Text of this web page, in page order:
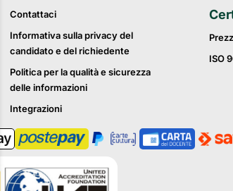
Contattaci
Informativa sulla privacy del
candidato e del richiedente
Politica per la qualità e sicurezza
delle informazioni
Integrazioni
ISO